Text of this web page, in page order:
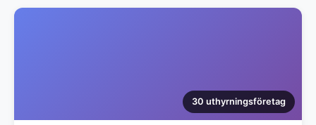
30 uthyrningsföretag